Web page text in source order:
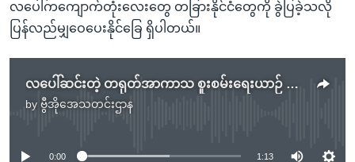
လပေါ်ကကျောက်တုံးလေးတွေ တခြားနိုင်ငံတွေကို ခွဲပြခဲ့သလို
ပြန်လည်မျှဝေပေးနိုင်ခြေ ရှိပါတယ်။
လပေါ်ဆင်းတဲ့ တရုတ်အာကာသ စူးစမ်းရေးယာဉ် ကမ္ဘာမြေပြန်လာ
by ဗွီအိုအေသတင်းဌာန
No media source currently available
0:00 1:13